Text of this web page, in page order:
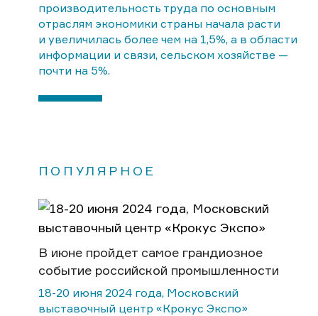
производительность труда по основным
отраслям экономики страны начала расти
и увеличилась более чем на 1,5%, а в области
информации и связи, сельском хозяйстве —
почти на 5%.
ПОПУЛЯРНОЕ
В июне пройдет самое грандиозное
событие российской промышленности
18-20 июня 2024 года, Московский
выставочный центр «Крокус Экспо»